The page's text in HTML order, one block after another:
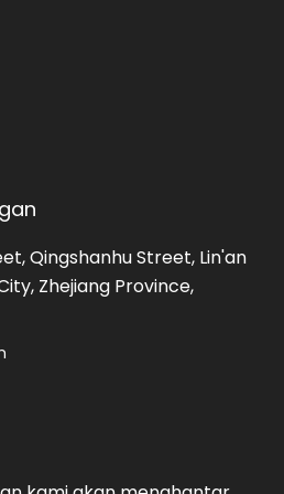
Qingshanhu Street, Lin'an
Zhejiang Province,